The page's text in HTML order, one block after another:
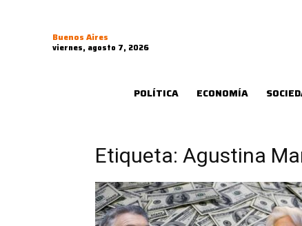
Buenos Aires
viernes, agosto 7, 2026
POLÍTICA ECONOMÍA
Etiqueta: Agustina